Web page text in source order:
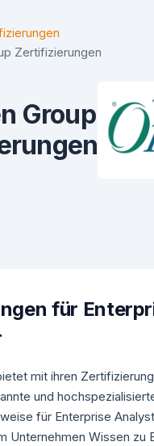
Zertifizierungen
Group
für
mit ihren
und
für Enterprise
Unternehmen Wissen zu